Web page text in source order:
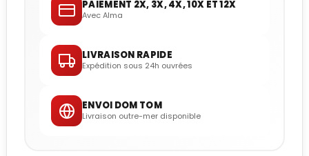
PAIEMENT 2X, 3X, 4X, 10X ET 12X
Avec Alma
LIVRAISON RAPIDE
Expédition sous 24h ouvrées
ENVOI DOM TOM
Livraison outre-mer disponible